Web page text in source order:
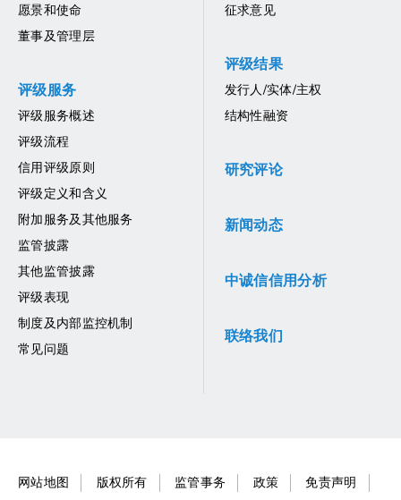
愿景和使命
董事及管理层
评级服务
评级服务概述
评级流程
信用评级原则
评级定义和含义
附加服务及其他服务
监管披露
其他监管披露
评级表现
制度及内部监控机制
常见问题
征求意见
评级结果
发行人/实体/主权
结构性融资
研究评论
新闻动态
中诚信信用分析
联络我们
网站地图 版权所有 监管事务 政策 免责声明